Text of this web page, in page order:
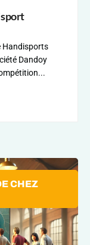
Handisports
Dandoy
CHEZ